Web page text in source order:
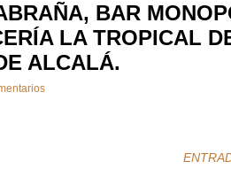
BAR
LA TROPICAL
ALCALÁ.